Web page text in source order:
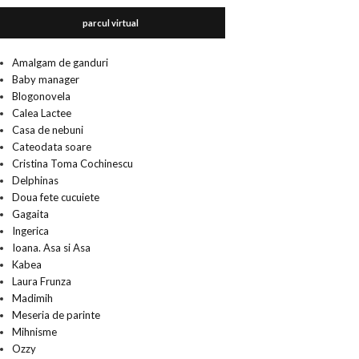
parcul virtual
Amalgam de ganduri
Baby manager
Blogonovela
Calea Lactee
Casa de nebuni
Cateodata soare
Cristina Toma Cochinescu
Delphinas
Doua fete cucuiete
Gagaita
Ingerica
Ioana. Asa si Asa
Kabea
Laura Frunza
Madimih
Meseria de parinte
Mihnisme
Ozzy